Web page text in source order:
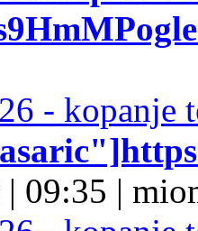
- kopanje
| 09:35 |